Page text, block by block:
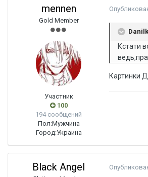
mennen
Gold Member
Участник
100
194 сообщений
Пол:Мужчина
Город:Украина
Кстати
Картинки
Black Angel